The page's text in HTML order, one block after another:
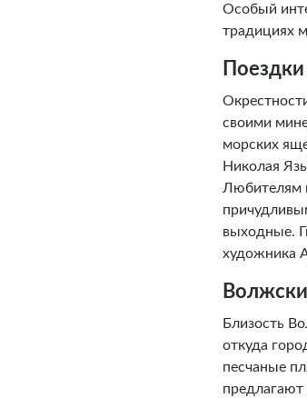
Особый
традициях
своими
морских
Николая
Любителям
выходные.
художника
Близость
откуда
песчаные